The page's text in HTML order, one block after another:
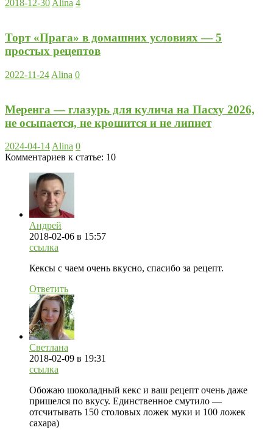
2018-12-30Alina 4
Торт «Прага» в домашних условиях — 5
простых рецептов
2022-11-24 Alina 0
Меренга — глазурь для кулича на Пасху 2026,
не осыпается, не крошится и не липнет
2024-04-14 Alina 0
Комментариев к статье: 10
Андрей
2018-02-06 в 15:57
ссылка
Кексы с чаем очень вкусно, спасибо за рецепт.
Ответить
Светлана
2018-02-09 в 19:31
ссылка
Обожаю шоколадный кекс и ваш рецепт очень даже
пришелся по вкусу. Единственное смутило —
отсчитывать 150 столовых ложек муки и 100 ложек
сахара)